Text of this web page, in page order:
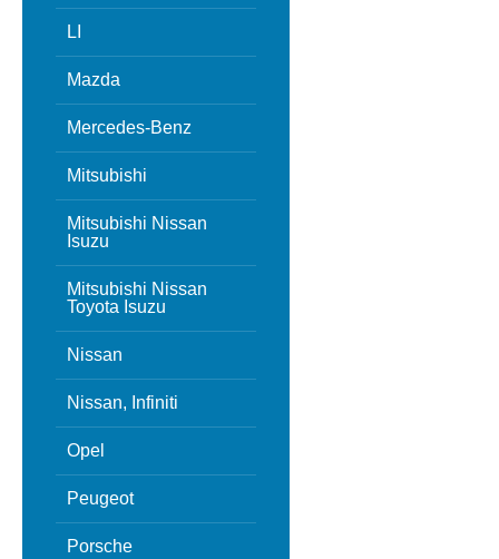
LI
Mazda
Mercedes-Benz
Mitsubishi
Mitsubishi Nissan
Isuzu
Mitsubishi Nissan
Toyota Isuzu
Nissan
Nissan, Infiniti
Opel
Peugeot
Porsche